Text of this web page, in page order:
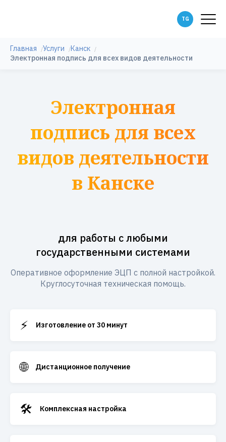
Главная Услуги
Канск
Электронная подпись для всех видов деятельности
Электронная
подпись для всех
видов деятельности
в Канске
для работы с любыми
государственными системами
Оперативное оформление ЭЦП с полной настройкой.
Круглосуточная техническая помощь.
⚡ Изготовление от 30 минут
🌐 Дистанционное получение
🛠️ Комплексная настройка